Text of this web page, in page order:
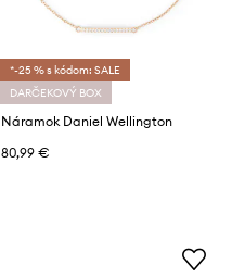
*-25 % s kódom: SALE
DARČEKOVÝ BOX
Náramok Daniel Wellington
80,99 €